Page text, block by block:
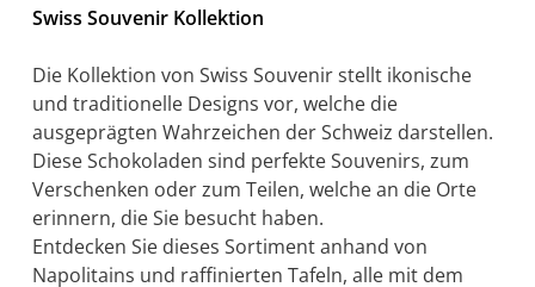
Swiss Souvenir Kollektion
Die Kollektion von Swiss Souvenir stellt ikonische
und traditionelle Designs vor, welche die
ausgeprägten Wahrzeichen der Schweiz darstellen.
Diese Schokoladen sind perfekte Souvenirs, zum
Verschenken oder zum Teilen, welche an die Orte
erinnern, die Sie besucht haben.
Entdecken Sie dieses Sortiment anhand von
Napolitains und raffinierten Tafeln, alle mit dem